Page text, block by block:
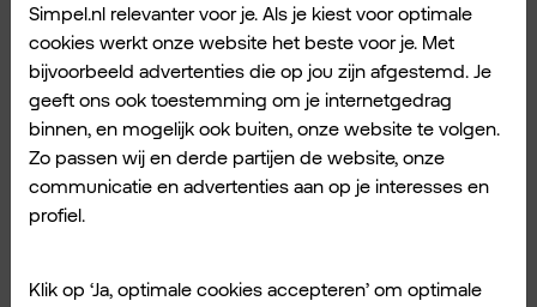
het werk. Toch is het niet zo dat je compleet
veilig bent en er zit een aantal nadelen aan
VPN. Je moet nog wel op de volgende punten
letten:
Malware
Simpel.nl relevanter voor je. Als je kiest voor optimale
cookies werkt onze website het beste voor je. Met
bijvoorbeeld advertenties die op jou zijn afgestemd. Je
geeft ons ook toestemming om je internetgedrag
binnen, en mogelijk ook buiten, onze website te volgen.
Zo passen wij en derde partijen de website, onze
communicatie en advertenties aan op je interesses en
profiel.
Klik op ‘Ja, optimale cookies accepteren’ om optimale